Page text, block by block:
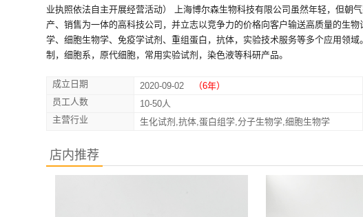
业执照依法自主开展经营活动） 上海博尔森生物科技有限公司虽然年轻，但朝
产、销售为一体的高科技公司，并立志以竞争力的价格向客户输送高质量的生
学、细胞生物学、免疫学试剂、重组蛋白，抗体，实验技术服务等多个应用领
制，细胞系，原代细胞，常用实验试剂，染色液等科研产品。
成立日期 2020-09-02 （6年）
员工人数
10-50人
主营行业
生化试剂,抗体,蛋白组学,分子生物学,细胞生物学
店内推荐